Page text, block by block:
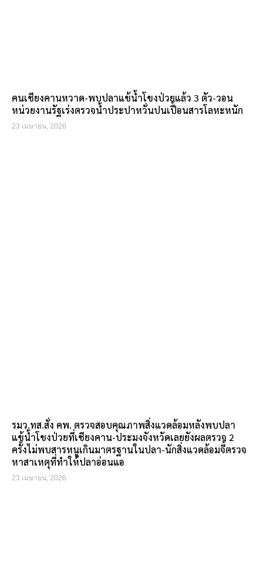
คนเชียงคานหวาด-พบปลาแข้น้ำโขงป่วยแล้ว 3 ตัว-วอน
หน่วยงานรัฐเร่งตรวจน้ำประปาหวั่นปนเปื้อนสารโลหะหนัก
23 เมษายน, 2026
รมว.ทส.สั่ง คพ. ตรวจสอบคุณภาพสิ่งแวดล้อมหลังพบปลา
แข้น้ำโขงป่วยที่เชียงคาน-ประมงจังหวัดเลยยังผลตรวจ 2
ครั้งไม่พบสารหนูเกินมาตรฐานในปลา-นักสิ่งแวดล้อมจี้ตรวจ
หาสาเหตุที่ทำให้ปลาอ่อนแอ
23 เมษายน, 2026